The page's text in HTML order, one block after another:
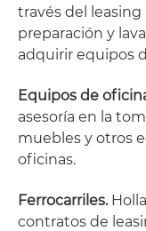
través del
preparación y
adquirir equipos
Equipos de
asesoría en la
muebles y otros
oficinas.
Ferrocarriles.
contratos de